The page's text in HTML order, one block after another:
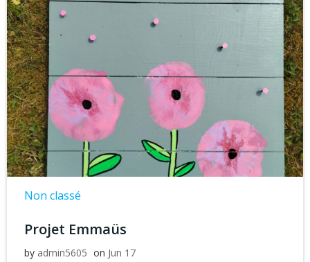
Non classé
Projet Emmaüs
by admin5605 on Jun 17